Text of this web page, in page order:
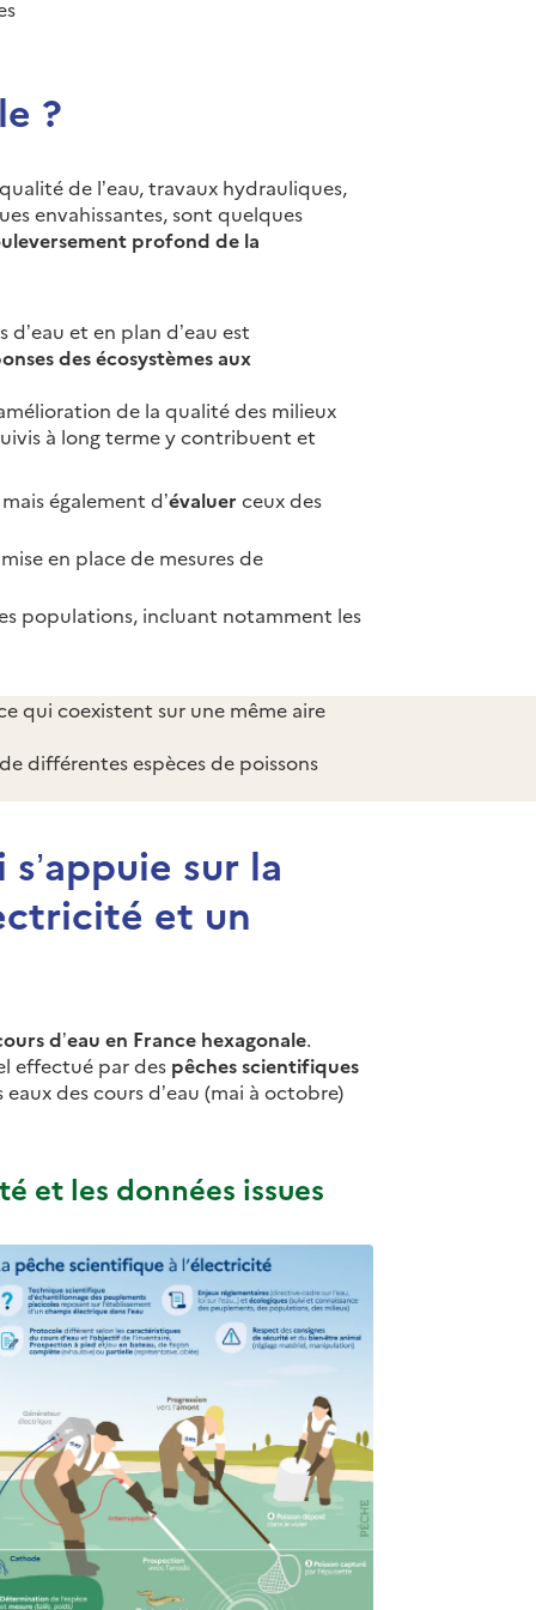
?
de l’eau, travaux hydrauliques,
envahissantes, sont quelques
profond de la
et en plan d’eau est
des écosystèmes aux
de la qualité des milieux
à long terme y contribuent et
également d’évaluer ceux des
en place de mesures de
populations, incluant notamment les
qui coexistent sur une même aire
différentes espèces de poissons
sur la
et un
d’eau en France hexagonale.
effectué par des pêches scientifiques
des cours d’eau (mai à octobre)
et les données issues